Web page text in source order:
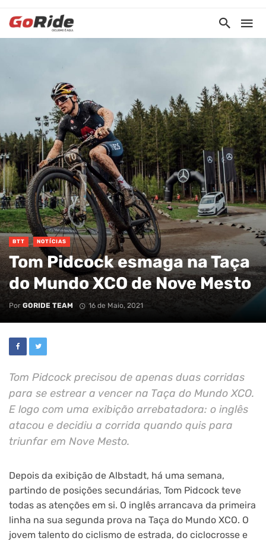
BTT NOTÍCIAS
Tom Pidcock esmaga na Taça
do Mundo XCO de Nove Mesto
Por GORIDE TEAM 16 de Maio, 2021
Tom Pidcock precisou de apenas duas corridas
para se estrear a vencer na Taça do Mundo XCO.
E logo com uma exibição arrebatadora: o inglês
atacou e decidiu a corrida quando quis para
triunfar em Nove Mesto.
Depois da exibição de Albstadt, há uma semana,
partindo de posições secundárias, Tom Pidcock teve
todas as atenções em si. O inglês arrancava da primeira
linha na sua segunda prova na Taça do Mundo XCO. O
jovem talento do ciclismo de estrada, do ciclocrosse e